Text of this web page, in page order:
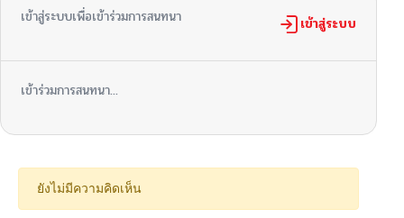
เข้าสู่ระบบเพื่อเข้าร่วมการสนทนา เข้าสู่ระบบ
เข้าร่วมการสนทนา...
ยังไม่มีความคิดเห็น